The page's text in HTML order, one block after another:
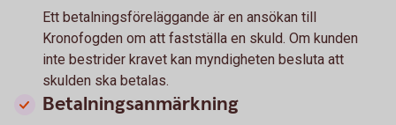
Ett betalningsföreläggande är en ansökan till
Kronofogden om att fastställa en skuld. Om kunden
inte bestrider kravet kan myndigheten besluta att
skulden ska betalas.
Betalningsanmärkning